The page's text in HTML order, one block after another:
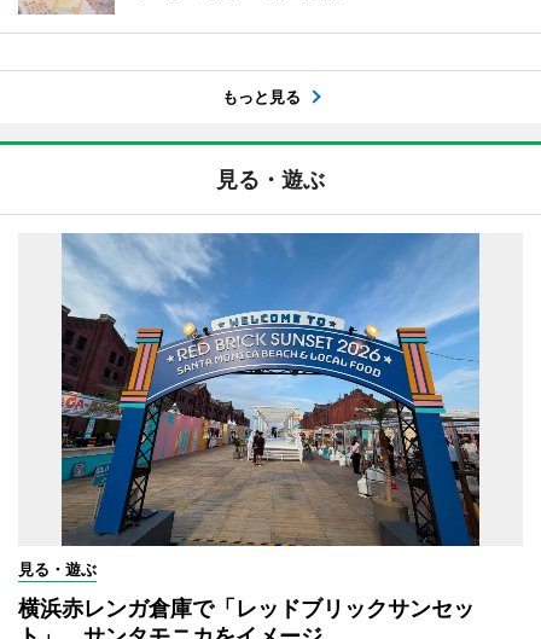
もっと見る
見る・遊ぶ
見る・遊ぶ
横浜赤レンガ倉庫で「レッドブリックサンセッ